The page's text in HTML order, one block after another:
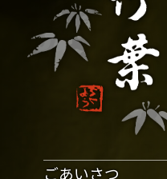
ごあいさつ